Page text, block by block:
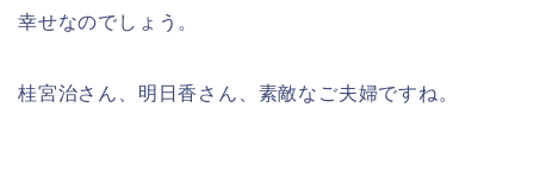
幸せなのでしょう。
桂宮治さん、明日香さん、素敵なご夫婦ですね。